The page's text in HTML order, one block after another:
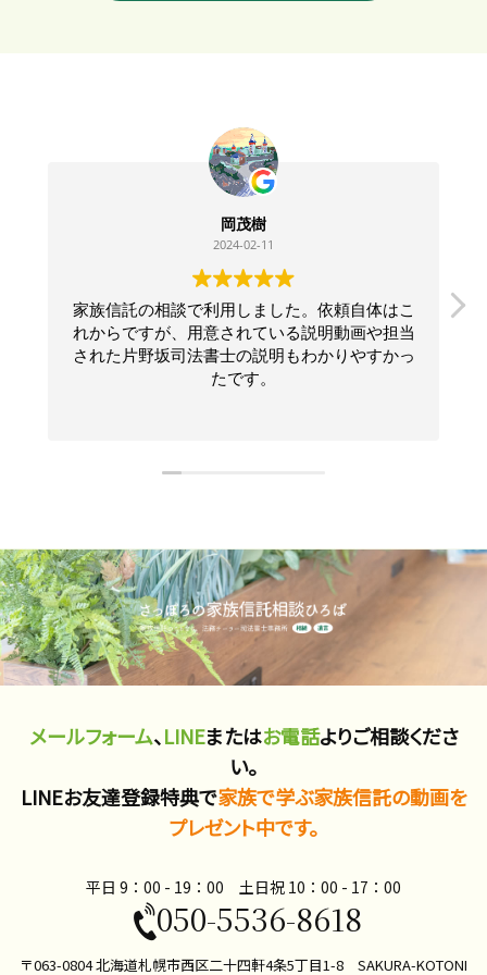
岡茂樹
2024-02-11
家族信託の相談で利用しました。依頼自体はこ
れからですが、用意されている説明動画や担当
された片野坂司法書士の説明もわかりやすかっ
たです。
メールフォーム、LINEまたはお電話よりご相談くださ
い。
LINEお友達登録特典で家族で学ぶ家族信託の動画を
プレゼント中です。
平日 9：00 - 19：00 土日祝 10：00​ - 17：00
050-5536-8618
〒063-0804 北海道札幌市西区二十四軒4条5丁目1-8 SAKURA-KOTONI